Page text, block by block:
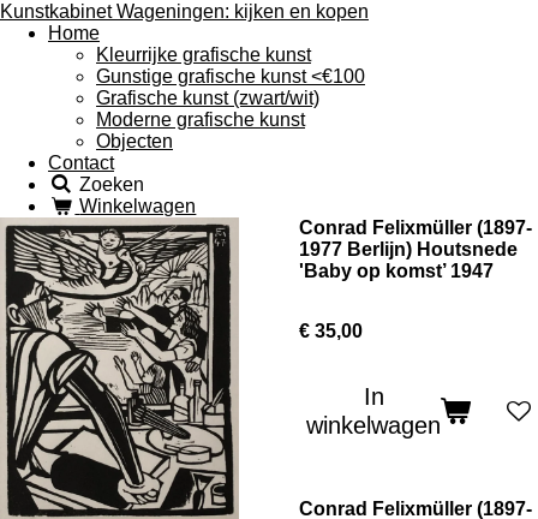
Kunstkabinet Wageningen: kijken en kopen
Home
Kleurrijke grafische kunst
Gunstige grafische kunst <€100
Grafische kunst (zwart/wit)
Moderne grafische kunst
Objecten
Contact
Zoeken
Winkelwagen
Conrad Felixmüller (1897-
1977 Berlijn) Houtsnede
'Baby op komst’ 1947
€ 35,00
In
winkelwagen
Conrad Felixmüller (1897-